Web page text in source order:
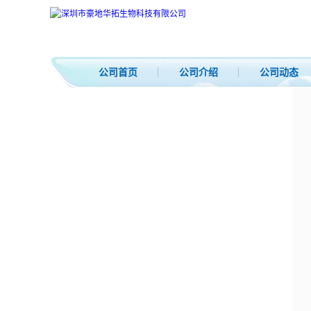
公司首页 公司介绍 公司动态